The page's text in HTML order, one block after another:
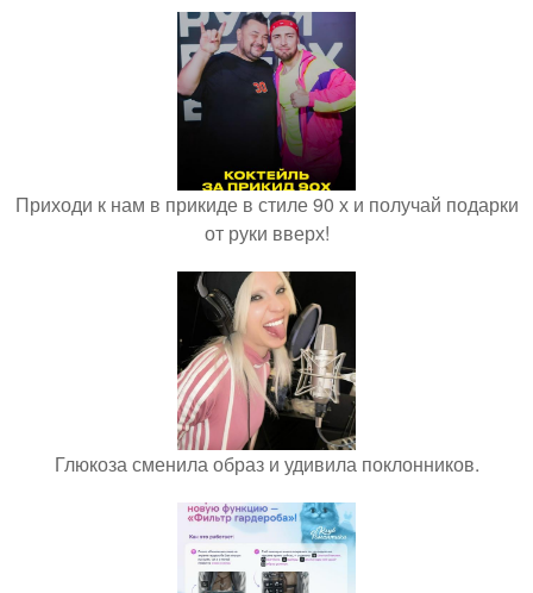
Приходи к нам в прикиде в стиле 90 х и получай подарки
от руки вверх!
Глюкоза сменила образ и удивила поклонников.